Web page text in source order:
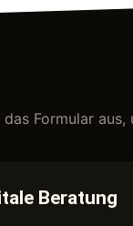
das Formular
Beratung